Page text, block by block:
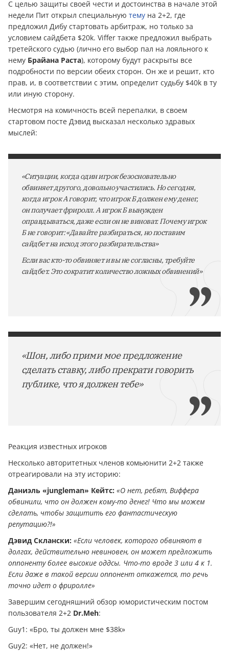
С целью защиты своей чести и достоинства в начале этой
недели Пит открыл специальную тему на 2+2, где
предложил Дибу стартовать арбитраж, но только за
условием сайдбета $20k. Viffer также предложил выбрать
третейского судью (лично его выбор пал на лояльного к
нему Брайана Раста), которому будут раскрыты все
подробности по версии обеих сторон. Он же и решит, кто
прав, и, в соответствии с этим, определит судьбу $40k в ту
или иную сторону.
Несмотря на комичность всей перепалки, в своем
стартовом посте Дэвид высказал несколько здравых
мыслей:
«Ситуации, когда один игрок безосновательно
обвиняет другого, довольно участились. Но сегодня,
когда игрок А говорит, что игрок Б должен ему дeнeг,
он получает фриролл. А игрок Б вынужден
оправдываться, даже если он не виноват. Почему игрок
Б не говорит: «Давайте разбираться, но поставим
сайдбет на исход этого разбирательства»
Если вас кто-то обвиняет и вы не согласны, требуйте
сайдбет. Это сократит количество ложных обвинений»
«Шон, либо прими мое предложение
сделать ставку, либо прекрати говорить
публике, что я должен тебе»
Реакция известных игроков
Несколько авторитетных членов комьюнити 2+2 также
отреагировали на эту историю:
Даниэль «jungleman» Кейтс: «О нет, ребят, Виффера
обвинили, что он должен кому-то дeнeг! Что мы можем
сделать, чтобы защитить его фантастическую
репутацию?!»
Дэвид Склански: «Если человек, которого обвиняют в
долгах, действительно невиновен, он может предложить
оппоненту более высокие оддсы. Что-то вроде 3 или 4 к 1.
Если даже в такой версии оппонент откажется, то речь
точно идет о фриролле»
Завершим сегодняшний обзор юмористическим постом
пользователя 2+2 Dr.Meh:
Guy1: «Бро, ты должен мне $38k»
Guy2: «Нет, не должен!»